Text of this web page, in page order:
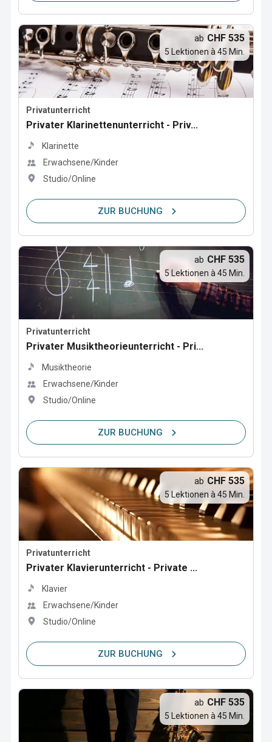
Privatunterricht
Privater Klarinettenunterricht - Priv...
Klarinette
Erwachsene/Kinder
Studio/Online
ab CHF 535
5 Lektionen à 45 Min.
ZUR BUCHUNG
Privatunterricht
Privater Musiktheorieunterricht - Pri...
Musiktheorie
Erwachsene/Kinder
Studio/Online
ab CHF 535
5 Lektionen à 45 Min.
ZUR BUCHUNG
Privatunterricht
Privater Klavierunterricht - Private ...
Klavier
Erwachsene/Kinder
Studio/Online
ab CHF 535
5 Lektionen à 45 Min.
ZUR BUCHUNG
ab CHF 535
5 Lektionen à 45 Min.